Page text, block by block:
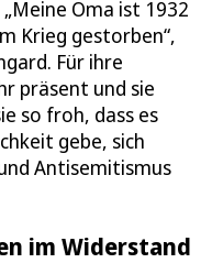
Oma ist 1932
Krieg gestorben“,
Für ihre
präsent und sie
so froh, dass es
gebe, sich
Antisemitismus
im Widerstand